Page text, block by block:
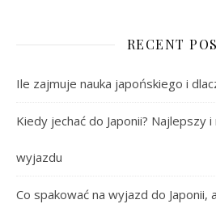
RECENT
Ile zajmuje nauka japońskiego i
Kiedy jechać do Japonii? Najlepszy
wyjazdu
Co spakować na wyjazd do